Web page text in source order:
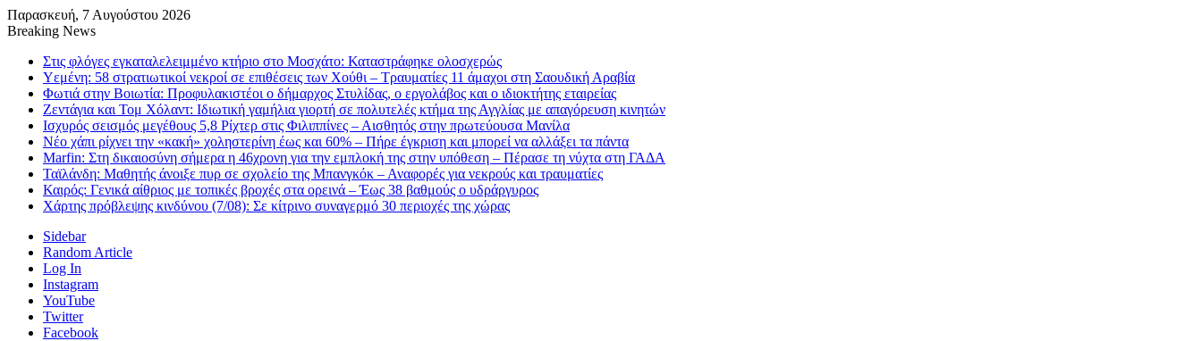
Παρασκευή, 7 Αυγούστου 2026
Breaking News
Στις φλόγες εγκαταλελειμμένο κτήριο στο Μοσχάτο: Καταστράφηκε ολοσχερώς
Υεμένη: 58 στρατιωτικοί νεκροί σε επιθέσεις των Χούθι – Τραυματίες 11 άμαχοι στη Σαουδική Αραβία
Φωτιά στην Βοιωτία: Προφυλακιστέοι ο δήμαρχος Στυλίδας, ο εργολάβος και ο ιδιοκτήτης εταιρείας
Ζεντάγια και Τομ Χόλαντ: Ιδιωτική γαμήλια γιορτή σε πολυτελές κτήμα της Αγγλίας με απαγόρευση κινητών
Ισχυρός σεισμός μεγέθους 5,8 Ρίχτερ στις Φιλιππίνες – Αισθητός στην πρωτεύουσα Μανίλα
Νέο χάπι ρίχνει την «κακή» χοληστερίνη έως και 60% – Πήρε έγκριση και μπορεί να αλλάξει τα πάντα
Marfin: Στη δικαιοσύνη σήμερα η 46χρονη για την εμπλοκή της στην υπόθεση – Πέρασε τη νύχτα στη ΓΑΔΑ
Ταϊλάνδη: Μαθητής άνοιξε πυρ σε σχολείο της Μπανγκόκ – Αναφορές για νεκρούς και τραυματίες
Καιρός: Γενικά αίθριος με τοπικές βροχές στα ορεινά – Έως 38 βαθμούς ο υδράργυρος
Χάρτης πρόβλεψης κινδύνου (7/08): Σε κίτρινο συναγερμό 30 περιοχές της χώρας
Sidebar
Random Article
Log In
Instagram
YouTube
Twitter
Facebook